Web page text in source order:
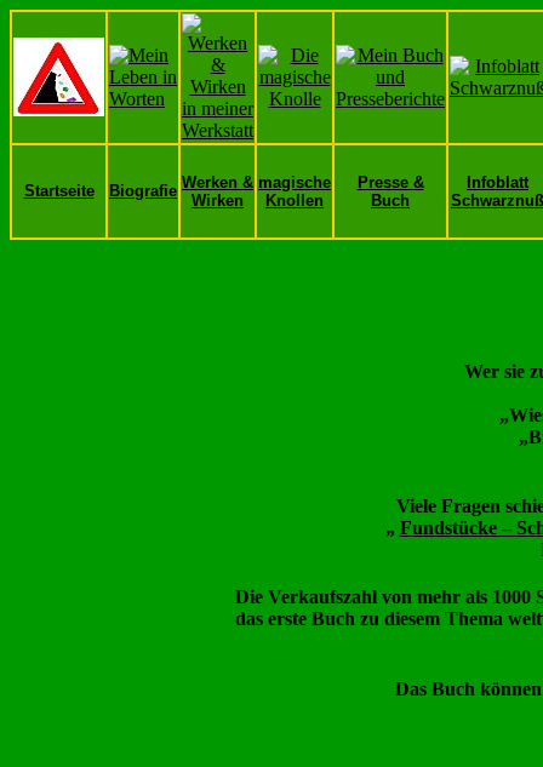
Startseite Biografie Werken &
Wirken
magische
Knollen
Presse &
Buch
Infoblatt
Schwarznuß
Wer sie
Viele Fragen
„ Fundstücke –
Die Verkaufszahl von mehr als 1000
das erste Buch zu diesem Thema
Das Buch